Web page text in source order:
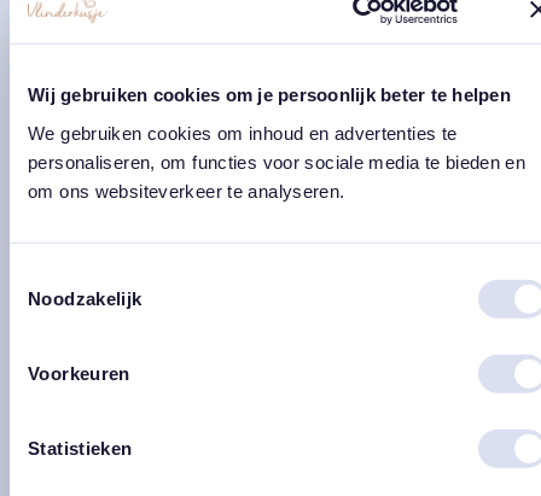
Wij gebruiken cookies om je persoonlijk beter te helpen
We gebruiken cookies om inhoud en advertenties te
personaliseren, om functies voor sociale media te bieden en
om ons websiteverkeer te analyseren.
Noodzakelijk
Voorkeuren
Statistieken
Gedenkplekjes &
planken
Troosttegeltjes